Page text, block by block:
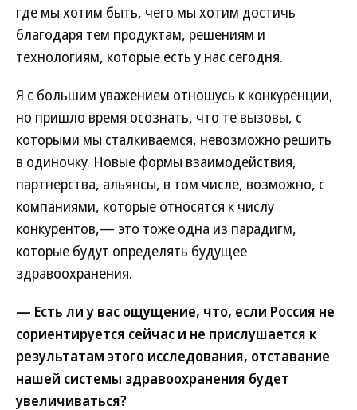
где мы хотим быть, чего мы хотим достичь
благодаря тем продуктам, решениям и
технологиям, которые есть у нас сегодня.
Я с большим уважением отношусь к конкуренции,
но пришло время осознать, что те вызовы, с
которыми мы сталкиваемся, невозможно решить
в одиночку. Новые формы взаимодействия,
партнерства, альянсы, в том числе, возможно, с
компаниями, которые относятся к числу
конкурентов,— это тоже одна из парадигм,
которые будут определять будущее
здравоохранения.
— Есть ли у вас ощущение, что, если Россия не
сориентируется сейчас и не прислушается к
результатам этого исследования, отставание
нашей системы здравоохранения будет
увеличиваться?